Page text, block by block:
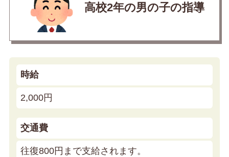
高校2年の男の子の指導
時給
2,000円
交通費
往復800円まで支給されます。